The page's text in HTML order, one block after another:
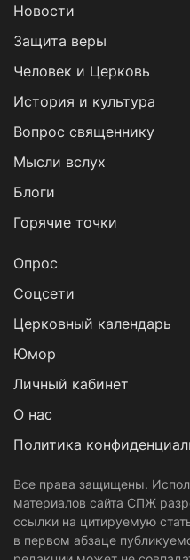
Новости
Защита веры
Человек и Церковь
История и культура
Вопрос священнику
Мысли вслух
Блоги
Горячие точки
Опрос
Cоцсети
Церковный календарь
Юмор
Личный кабинет
О нас
Политика
Все права защищены.
материалов сайта СПЖ
ссылки на цитируемую
в первом абзаце